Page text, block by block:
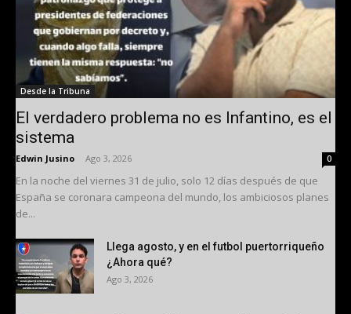
Desde la Tribuna
El verdadero problema no es Infantino, es el
sistema
Edwin Jusino Ago 3, 2026 0
En la noche del viernes 31 de julio, solo 12 días después de que
España se coronara campeona del mundo, los ambiciosos planes
de...
Llega agosto, y en el futbol puertorriqueño
¿Ahora qué?
Ago 3, 2026